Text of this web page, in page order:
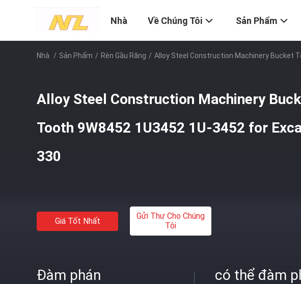
Nhà Về Chúng Tôi Sản Phẩm
Nhà / Sản Phẩm / Rèn Gầu Răng / Alloy Steel Construction Machinery Bucket
Alloy Steel Construction Machinery
Tooth 9W8452 1U3452 1U-3452 for
330
Giá Tốt Nhất
Gửi Thư Cho Chúng
Tôi
Đàm phán có thể đàm